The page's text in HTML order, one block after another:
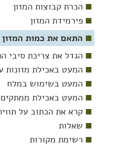
הכרת קבוצות המזון
פירמידת המזון
התאם את כמות המזון
הגדל את צריכת סיבי
המעט באכילת מזונות
המעט בשימוש במלח
המעט באכילת ממתקים
קרא את הכתוב על
שאלות
רשימת מקורות